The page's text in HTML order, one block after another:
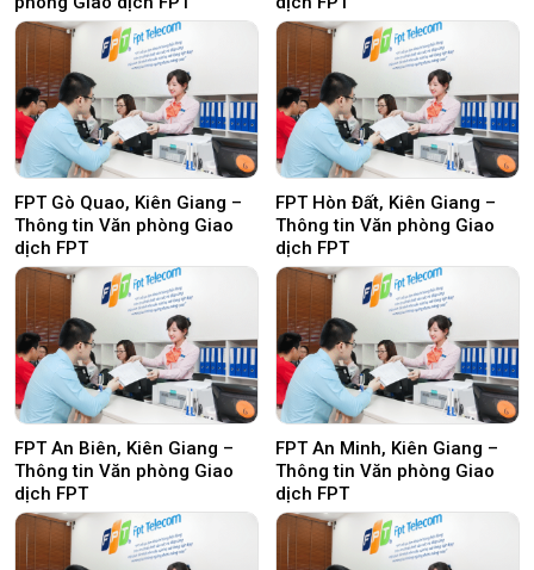
FPT Gò Quao, Kiên Giang –
Thông tin Văn phòng Giao
dịch FPT
FPT Hòn Đất, Kiên Giang –
Thông tin Văn phòng Giao
dịch FPT
FPT An Biên, Kiên Giang –
Thông tin Văn phòng Giao
dịch FPT
FPT An Minh, Kiên Giang –
Thông tin Văn phòng Giao
dịch FPT